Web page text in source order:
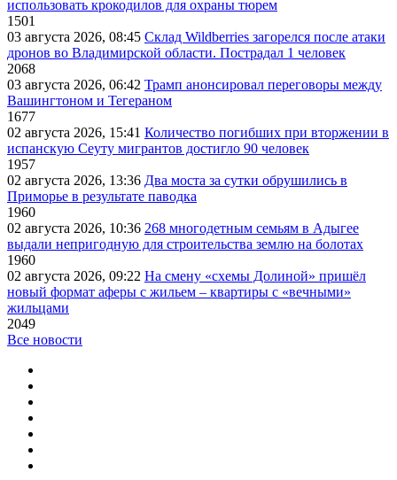
использовать крокодилов для охраны тюрем
1501
03 августа 2026, 08:45 Склад Wildberries загорелся после атаки
дронов во Владимирской области. Пострадал 1 человек
2068
03 августа 2026, 06:42 Трамп анонсировал переговоры между
Вашингтоном и Тегераном
1677
02 августа 2026, 15:41 Количество погибших при вторжении в
испанскую Сеуту мигрантов достигло 90 человек
1957
02 августа 2026, 13:36 Два моста за сутки обрушились в
Приморье в результате паводка
1960
02 августа 2026, 10:36 268 многодетным семьям в Адыгее
выдали непригодную для строительства землю на болотах
1960
02 августа 2026, 09:22 На смену «схемы Долиной» пришёл
новый формат аферы с жильем – квартиры с «вечными»
жильцами
2049
Все новости